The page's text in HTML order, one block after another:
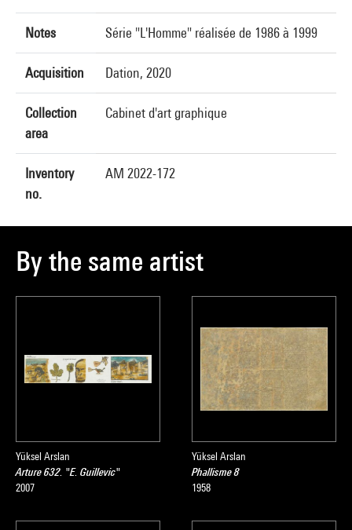
Notes Série "L'Homme" réalisée de 1986 à 1999
Acquisition Dation, 2020
Collection
area
Cabinet d'art graphique
Inventory
no.
AM 2022-172
By the same artist
Yüksel Arslan
Arture 632. "E. Guillevic"
2007
Yüksel Arslan
Phallisme 8
1958